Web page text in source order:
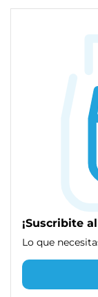
¡Suscribite
Lo que